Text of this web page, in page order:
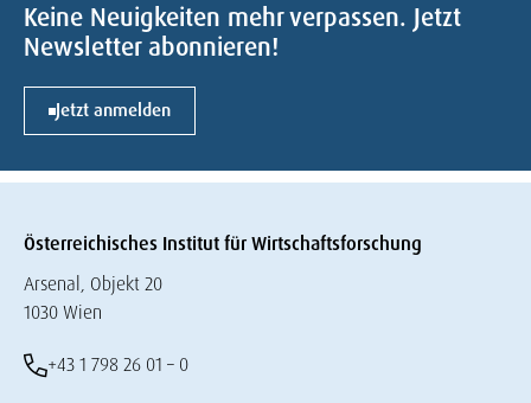
Keine Neuigkeiten mehr verpassen. Jetzt
Newsletter abonnieren!
Jetzt anmelden
Österreichisches Institut für Wirtschaftsforschung
Arsenal, Objekt 20
1030 Wien
+43 1 798 26 01 – 0